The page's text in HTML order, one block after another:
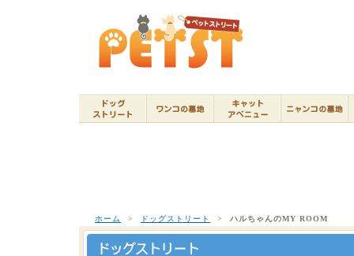
ホーム > ドッグストリート > ハルちゃんのMY ROOM